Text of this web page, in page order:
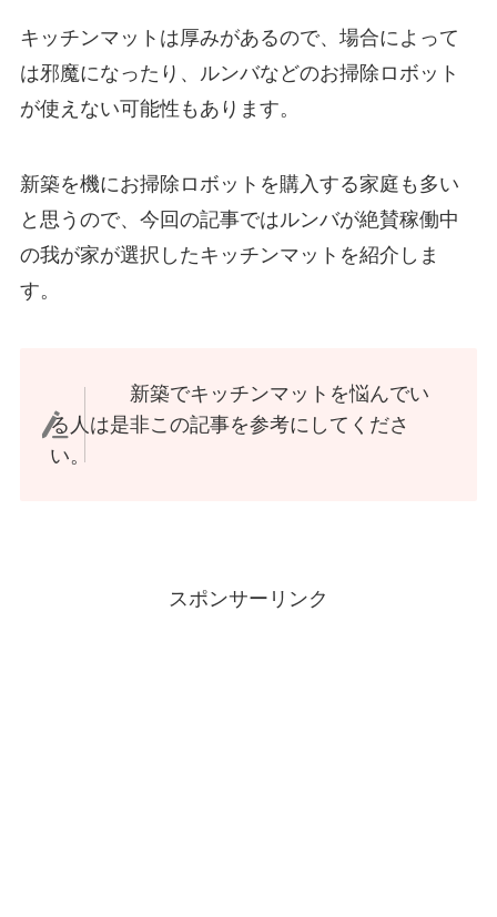
キッチンマットは厚みがあるので、場合によって
は邪魔になったり、ルンバなどのお掃除ロボット
が使えない可能性もあります。
新築を機にお掃除ロボットを購入する家庭も多い
と思うので、今回の記事ではルンバが絶賛稼働中
の我が家が選択したキッチンマットを紹介しま
す。
新築でキッチンマットを悩んでい
る人は是非この記事を参考にしてくださ
い。
スポンサーリンク